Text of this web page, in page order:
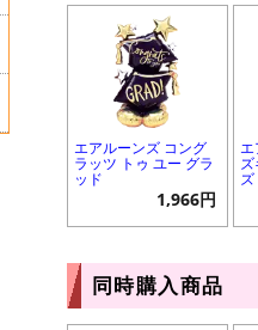
エアルーンズ コング
ラッツ トゥ ユー グラ
ッド
1,966円
エ
同時購入商品